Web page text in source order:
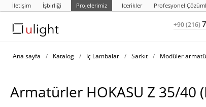
İletişim İşbirliği Projelerimiz Icerikler Profesyonel
+90 (216)
Ana sayfa / Katalog / İç Lambalar / Sarkıt / Modüler
Armatürler HOKASU Z 35/40